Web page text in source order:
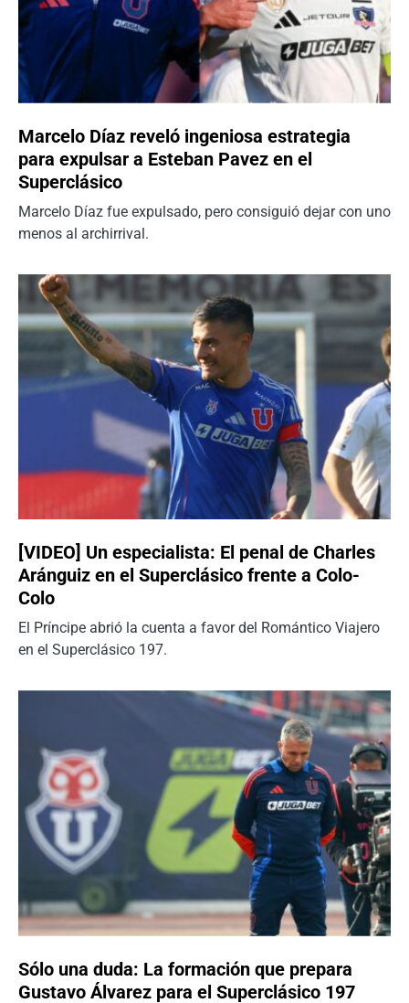
Marcelo Díaz reveló ingeniosa estrategia
para expulsar a Esteban Pavez en el
Superclásico
Marcelo Díaz fue expulsado, pero consiguió dejar con uno
menos al archirrival.
[VIDEO] Un especialista: El penal de Charles
Aránguiz en el Superclásico frente a Colo-
Colo
El Príncipe abrió la cuenta a favor del Romántico Viajero
en el Superclásico 197.
Sólo una duda: La formación que prepara
Gustavo Álvarez para el Superclásico 197